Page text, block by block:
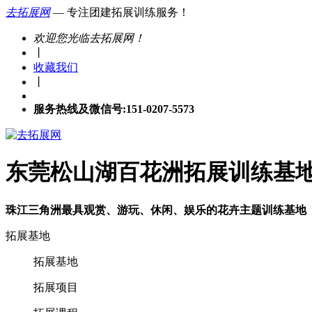
去拓展网— 专注团建拓展训练服务！
欢迎您光临去拓展网！
收藏我们
服务热线及微信号:151-0207-5573
东莞松山湖百花洲拓展训练基
珠江三角洲最具观赏、游玩、休闲、娱乐的花卉主题训练基地
拓展基地
拓展基地
拓展项目